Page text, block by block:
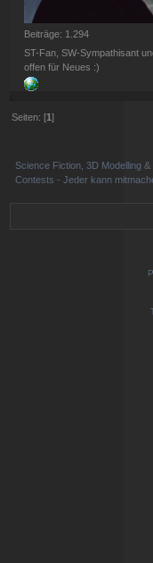
Beiträge: 1.294
ST-Fan, SW-Sympathisant
offen für Neues :)
Seiten: [1]
Science Fiction, 3D Modelling
Contests - Jeder kann